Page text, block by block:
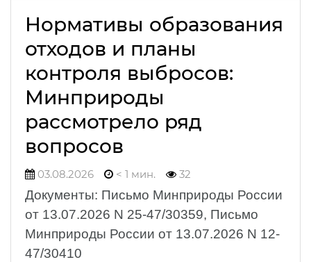
Нормативы образования
отходов и планы
контроля выбросов:
Минприроды
рассмотрело ряд
вопросов
03.08.2026 < 1 мин. 32
Документы: Письмо Минприроды России
от 13.07.2026 N 25-47/30359, Письмо
Минприроды России от 13.07.2026 N 12-
47/30410